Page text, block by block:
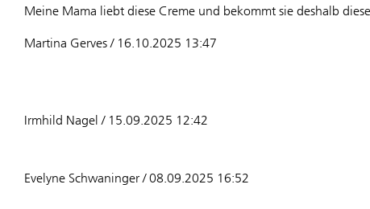
Meine Mama liebt diese Creme und bekommt sie deshalb
Martina Gerves / 16.10.2025 13:47
Irmhild Nagel / 15.09.2025 12:42
Evelyne Schwaninger / 08.09.2025 16:52